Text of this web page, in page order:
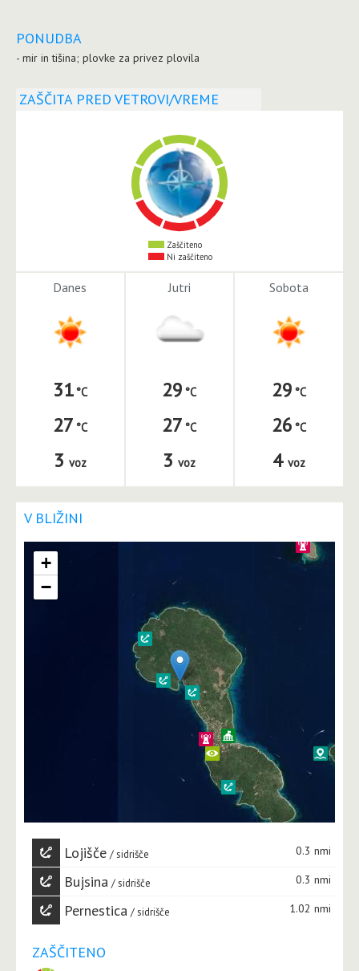
PONUDBA
- mir in tišina; plovke za privez plovila
ZAŠČITA PRED VETROVI/VREME
Zaščiteno
Ni zaščiteno
Danes
31
27
3 voz
Jutri
29
27
3 voz
Sobota
29
26
4 voz
V BLIŽINI
+
−
Lojišče sidrišče 0.3 nmi
Bujsina sidrišče 0.3 nmi
Pernestica sidrišče 1.02 nmi
ZAŠČITENO